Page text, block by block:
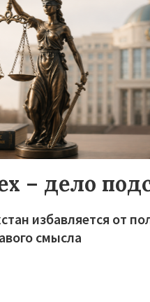
– дело
избавляется от
смысла